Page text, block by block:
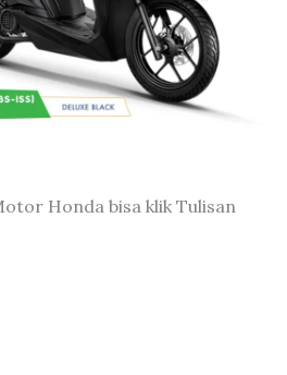
Honda bisa klik Tulisan